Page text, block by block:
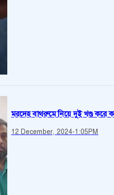
মরদেহ বাথরুমে নিয়ে দুই খণ্ড করে
12 December, 2024-1:05PM